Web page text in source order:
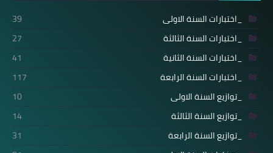
_اختبارات السنة الاولى
39
_اختبارات السنة الثالثة
27
_اختبارات السنة الثانية
41
_اختبارات السنة الرابعة
117
_توازيع السنة الاولى
10
_توازيع السنة الثالثة
14
_توازيع السنة الرابعة
31